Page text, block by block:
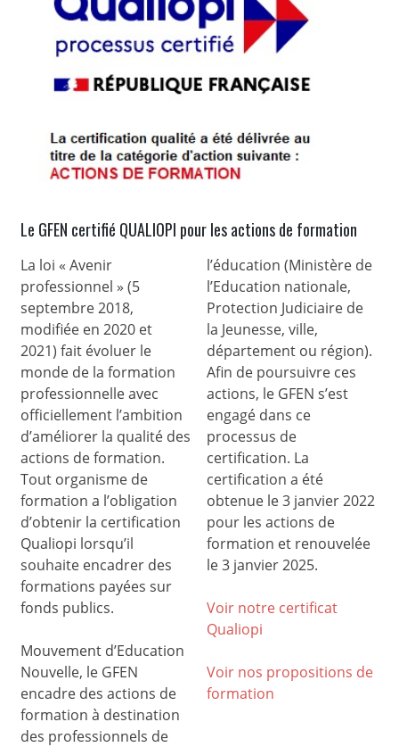
Le GFEN certifié QUALIOPI pour les actions de formation
La loi « Avenir
professionnel » (5
septembre 2018,
modifiée en 2020 et
2021) fait évoluer le
monde de la formation
professionnelle avec
officiellement l’ambition
d’améliorer la qualité des
actions de formation.
Tout organisme de
formation a l’obligation
d’obtenir la certification
Qualiopi lorsqu’il
souhaite encadrer des
formations payées sur
fonds publics.
Mouvement d’Education
Nouvelle, le GFEN
encadre des actions de
formation à destination
des professionnels de
l’éducation (Ministère de
l’Education nationale,
Protection Judiciaire de
la Jeunesse, ville,
département ou région).
Afin de poursuivre ces
actions, le GFEN s’est
engagé dans ce
processus de
certification. La
certification a été
obtenue le 3 janvier 2022
pour les actions de
formation et renouvelée
le 3 janvier 2025.
Voir notre certificat
Qualiopi
Voir nos propositions de
formation